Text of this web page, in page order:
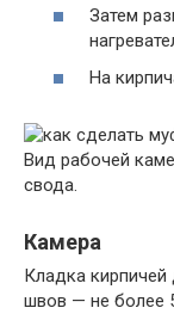
Затем
На
Вид рабочей
свода.
Камера
Кладка
швов — не более